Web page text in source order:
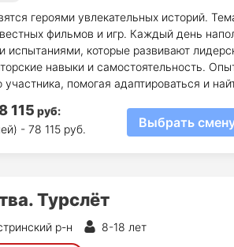
героями увлекательных историй.
фильмов и игр. Каждый день
которые развивают
навыки и самостоятельность.
помогая адаптироваться и
115 руб:
- 78 115 руб.
Выбрать
Турслёт
р-н 8-18 лет